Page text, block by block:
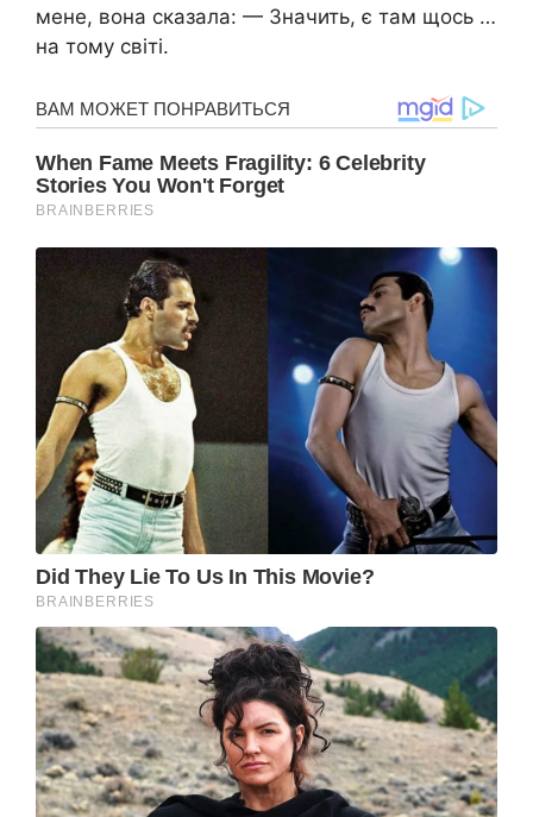
мене, вона сказала: — Значить, є там щось …
на тому світі.